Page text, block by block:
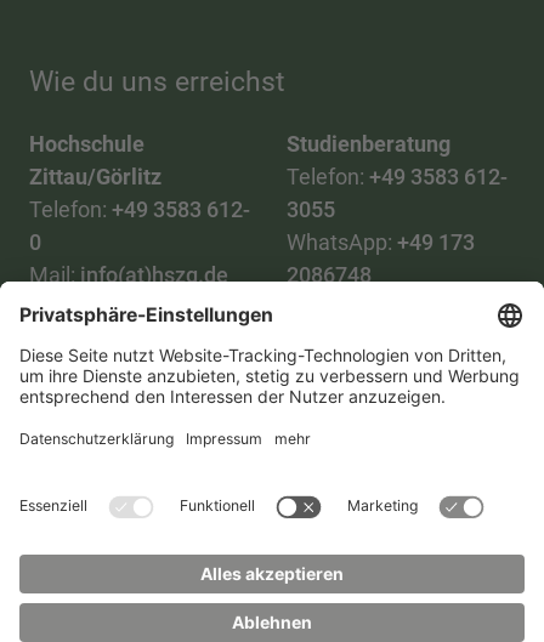
Wie du uns erreichst
Hochschule
Zittau/Görlitz
Telefon: +49 3583 612-
0
Mail:info(at)hszg.de
Studienberatung
Telefon: +49 3583 612-
3055
WhatsApp: +49 173
2086748
Alle StudiengängeDatenschutz
ImpressumBarrierefreiheitPresse